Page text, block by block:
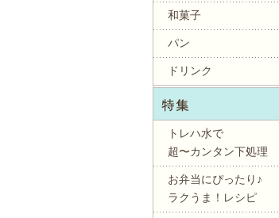
和菓子
パン
ドリンク
トレハ水で
超〜カンタン下処理
お弁当にぴったり♪
ラクうま！レシピ